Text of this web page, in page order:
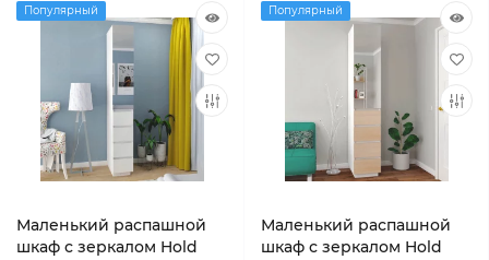
Популярный
Маленький распашной
шкаф с зеркалом Hold
Популярный
Маленький распашной
шкаф с зеркалом Hold